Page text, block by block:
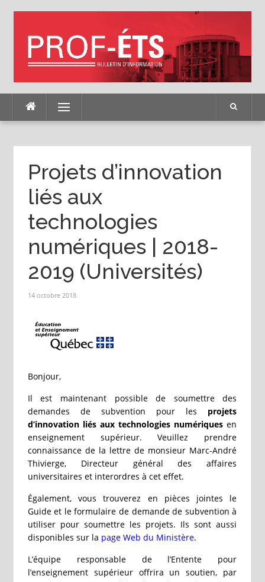
Menu
Projets d’innovation
liés aux
technologies
numériques | 2018-
2019 (Universités)
14 octobre 2018
Bonjour,
Il est maintenant possible de soumettre des
demandes de subvention pour les projets
d’innovation liés aux technologies numériquesen
enseignement supérieur. Veuillez prendre
connaissance de la lettre de monsieur Marc-André
Thivierge, Directeur général des affaires
universitaires et interordres à cet effet.
Également, vous trouverez en pièces jointes le
Guide et le formulaire de demande de subvention à
utiliser pour soumettre les projets. Ils sont aussi
disponibles sur la page Web du Ministère.
L’équipe responsable de l’Entente pour
l’enseignement supérieur offrira un soutien, par